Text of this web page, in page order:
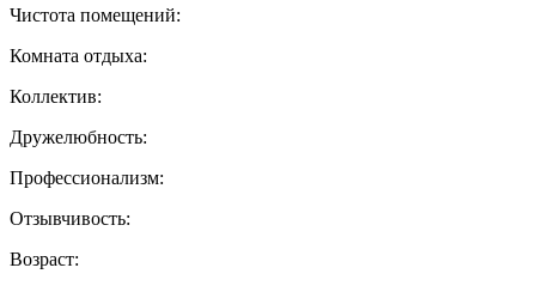
Чистота помещений:
Комната отдыха:
Коллектив:
Дружелюбность:
Профессионализм:
Отзывчивость:
Возраст: